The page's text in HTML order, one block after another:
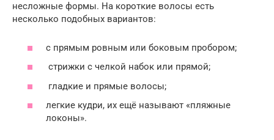
несложные формы. На короткие волосы есть
несколько подобных вариантов:
с прямым ровным или боковым пробором;
стрижки с челкой набок или прямой;
гладкие и прямые волосы;
легкие кудри, их ещё называют «пляжные
локоны».